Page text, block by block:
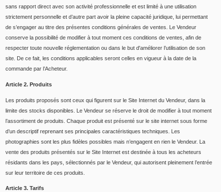
sans rapport direct avec son activité professionnelle et est limité à une utilisation
strictement personnelle et d’autre part avoir la pleine capacité juridique, lui permettant
de s’engager au titre des présentes conditions générales de ventes. Le Vendeur
conserve la possibilité de modifier à tout moment ces conditions de ventes, afin de
respecter toute nouvelle réglementation ou dans le but d'améliorer l’utilisation de son
site. De ce fait, les conditions applicables seront celles en vigueur à la date de la
commande par l’Acheteur.
Article 2. Produits
Les produits proposés sont ceux qui figurent sur le Site Internet du Vendeur, dans la
limite des stocks disponibles. Le Vendeur se réserve le droit de modifier à tout moment
l’assortiment de produits. Chaque produit est présenté sur le site internet sous forme
d’un descriptif reprenant ses principales caractéristiques techniques. Les
photographies sont les plus fidèles possibles mais n’engagent en rien le Vendeur. La
vente des produits présentés sur le Site Internet est destinée à tous les acheteurs
résidants dans les pays, sélectionnés par le Vendeur, qui autorisent pleinement l’entrée
sur leur territoire de ces produits.
Article 3. Tarifs